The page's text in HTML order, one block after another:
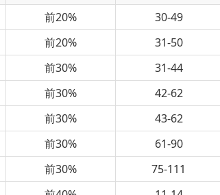
前20%
30-49
前20%
31-50
前30%
31-44
前30%
42-62
前30%
43-62
前30%
61-90
前30%
75-111